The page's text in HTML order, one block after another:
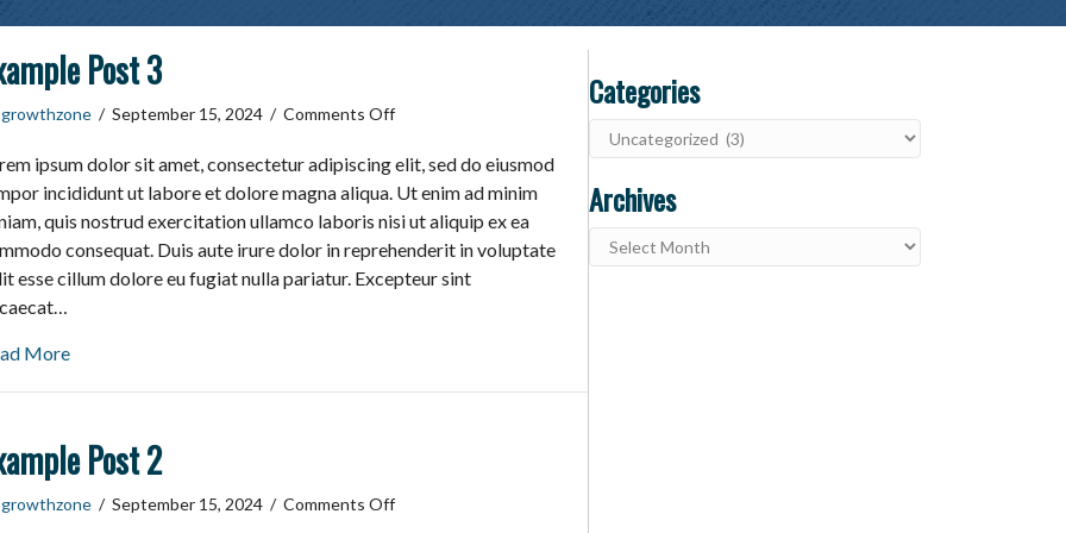
Post 3
growthzone / September 15, 2024 / Comments Offon
Post
3
ipsum dolor sit amet, consectetur adipiscing elit, sed do eiusmod
incididunt ut labore et dolore magna aliqua. Ut enim ad minim
quis nostrud exercitation ullamco laboris nisi ut aliquip ex ea
consequat. Duis aute irure dolor in reprehenderit in voluptate
esse cillum dolore eu fugiat nulla pariatur. Excepteur sint
More
Post 2
growthzone / September 15, 2024 / Comments Offon
Categories
Categories
Archives
Archives